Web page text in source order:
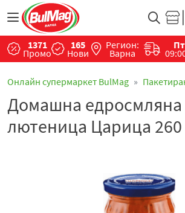
1371
Промо
165
Нови
Регион:
Варна
Онлайн супермаркет BulMag
Домашна едросмляна
лютеница Царица 260